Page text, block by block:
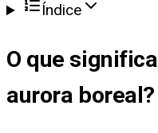
Índice
O que significa
aurora boreal?